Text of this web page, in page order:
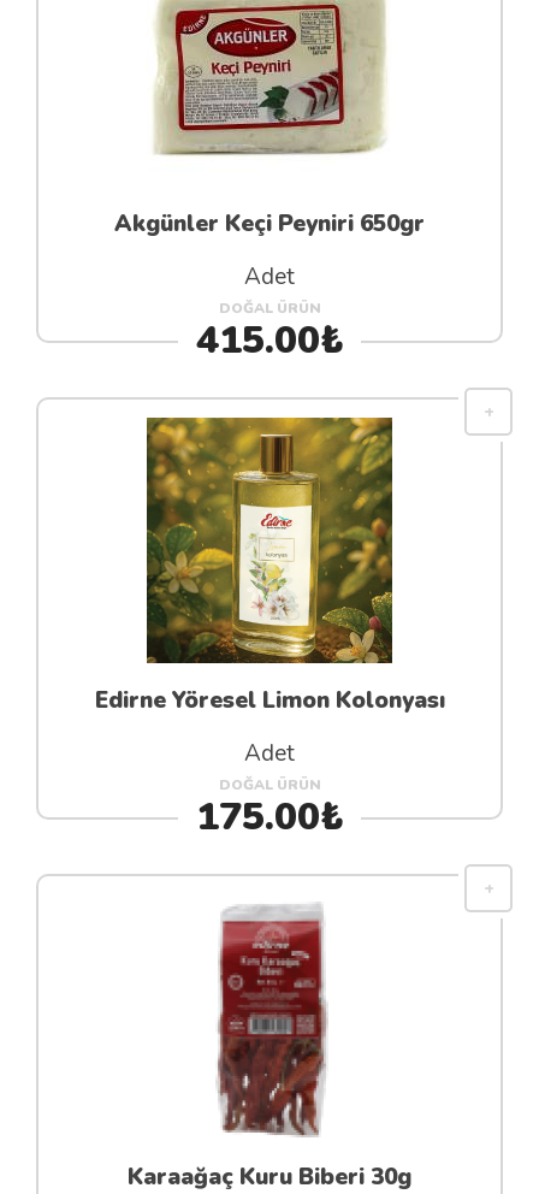
Akgünler Keçi Peyniri 650gr
Adet
DOĞAL ÜRÜN
415.00₺
Edirne Yöresel Limon Kolonyası
Adet
DOĞAL ÜRÜN
175.00₺
Karaağaç Kuru Biberi 30g